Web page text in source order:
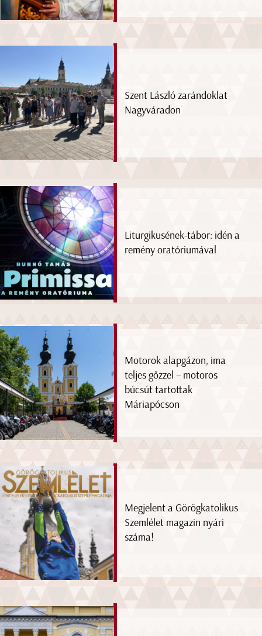
Szent László zarándoklat
Nagyváradon
Liturgikusének-tábor: idén a
remény oratóriumával
Motorok alapgázon, ima
teljes gőzzel – motoros
búcsút tartottak
Máriapócson
Megjelent a Görögkatolikus
Szemlélet magazin nyári
száma!